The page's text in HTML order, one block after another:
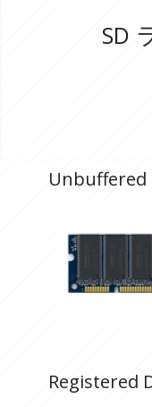
SD
Unbuffered
Registered